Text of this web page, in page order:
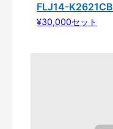
FLJ14-K2621CB
¥30,000セット